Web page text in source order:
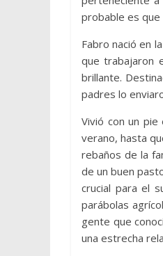
probable es que
Fabro nació en
que trabajaron
brillante.
padres lo
Vivió con un
verano, hasta
rebaños de la
de un buen
crucial para el
parábolas
gente que
una estrecha